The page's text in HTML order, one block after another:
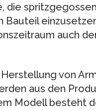
die
auch
von
aus den
Modell besteht